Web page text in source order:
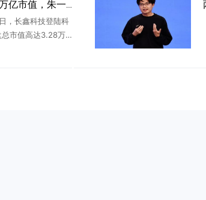
长鑫科技3.28万亿市值，朱一明376亿全分给员工
，长鑫科技登陆科
市值高达3.28万